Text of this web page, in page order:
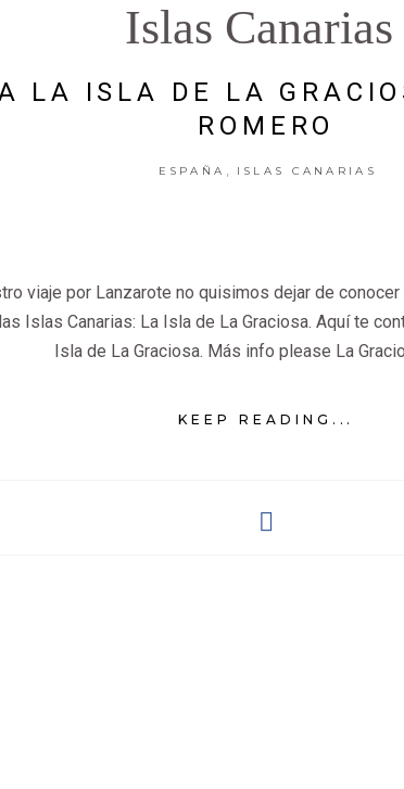
Islas Canarias
LA ISLA DE LA
ROMERO
ESPAÑA ISLAS CANARIAS
viaje por Lanzarote no quisimos dejar de
Islas Canarias: La Isla de La Graciosa. Aquí te
Isla de La Graciosa. Más info please La
KEEP READING...